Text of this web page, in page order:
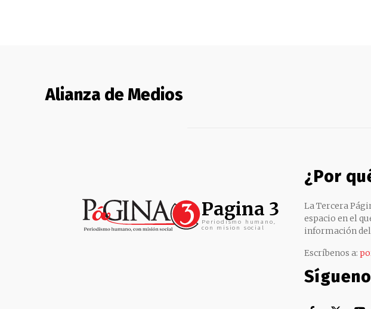
Alianza de Medios
Pagina 3
Periodismo humano,
con mision social
¿Por
La Tercera
espacio en el
información del
Escríbenos a: